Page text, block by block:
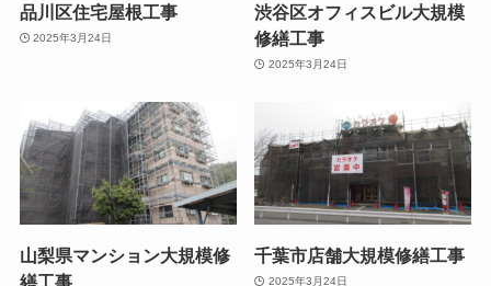
品川区住宅屋根工事
2025年3月24日
渋谷区オフィスビル大規模
修繕工事
2025年3月24日
山梨県マンション大規模修
繕工事
千葉市店舗大規模修繕工事
2025年3月24日